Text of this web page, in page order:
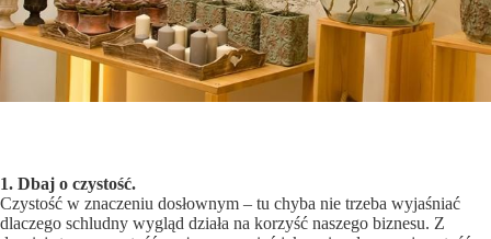
1. Dbaj o czystość.
Czystość w znaczeniu dosłownym – tu chyba nie trzeba wyjaśniać
dlaczego schludny wygląd działa na korzyść naszego biznesu. Z